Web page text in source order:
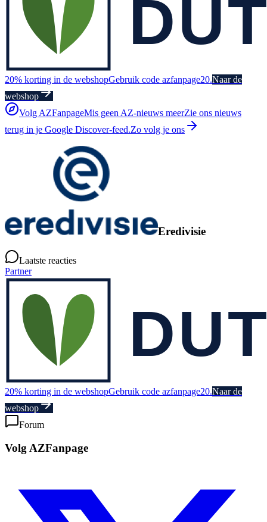
20% korting in de webshopGebruik code azfanpage20.Naar de
webshop
Volg AZFanpageMis geen AZ-nieuws meerZie ons nieuws
terug in je Google Discover-feed.Zo volg je ons
Eredivisie
Laatste reacties
Partner
20% korting in de webshopGebruik code azfanpage20.Naar de
webshop
Forum
Volg AZFanpage